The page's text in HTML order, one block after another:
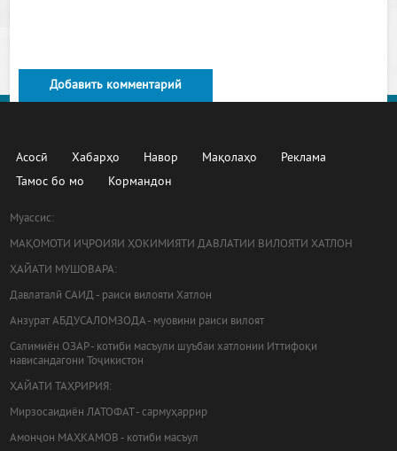
Добавить комментарий
Асосӣ Хабарҳо Навор Мақолаҳо
Реклама
Тамос бо мо
Кормандон
Муассис:
МАҚОМОТИ ИҶРОИЯИ ҲОКИМИЯТИ ДАВЛАТИИ ВИЛОЯТИ ХАТЛОН
ҲАЙАТИ МУШОВАРА:
Давлаталӣ САИД - раиси вилояти Хатлон
Анзурат АБДУСАЛОМЗОДА - муовини раиси вилоят
Салимиён ОЗАР - котиби масъули шуъбаи хатлонии Иттифоқи
нависандагони Тоҷикистон
ҲАЙАТИ ТАҲРИРИЯ:
Мирзосаидиён ЛАТОФАТ - сармуҳаррир
Амонҷон МАҲКАМОВ - котиби масъул